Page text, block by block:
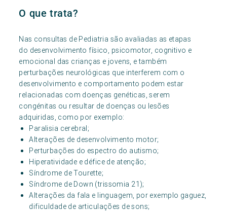
O que trata?
Nas consultas de Pediatria são avaliadas as etapas
do desenvolvimento físico, psicomotor, cognitivo e
emocional das crianças e jovens, e também
perturbações neurológicas que interferem com o
desenvolvimento e comportamento podem estar
relacionadas com doenças genéticas, serem
congénitas ou resultar de doenças ou lesões
adquiridas, como por exemplo:
Paralisia cerebral;
Alterações de desenvolvimento motor;
Perturbações do espectro do autismo;
Hiperatividade e défice de atenção;
Síndrome de Tourette;
Síndrome de Down (trissomia 21);
Alterações da fala e linguagem, por exemplo gaguez,
dificuldade de articulações de sons;